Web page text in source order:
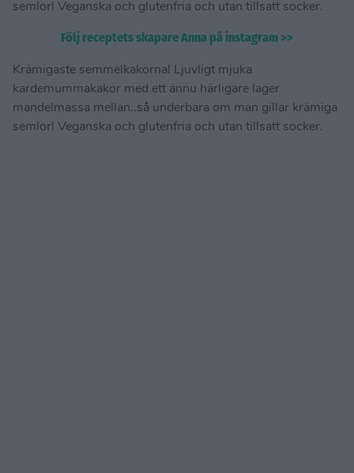
semlor! Veganska och glutenfria och utan tillsatt socker.
Följ receptets skapare Anna på instagram >>
Krämigaste semmelkakorna! Ljuvligt mjuka
kardemummakakor med ett ännu härligare lager
mandelmassa mellan..så underbara om man gillar krämiga
semlor! Veganska och glutenfria och utan tillsatt socker.